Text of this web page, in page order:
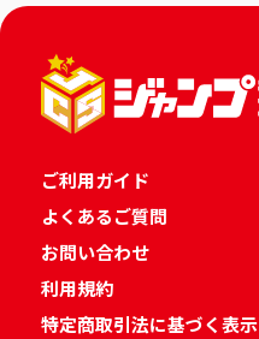
ご利用ガイド
よくあるご質問
お問い合わせ
利用規約
特定商取引法に基づく表示